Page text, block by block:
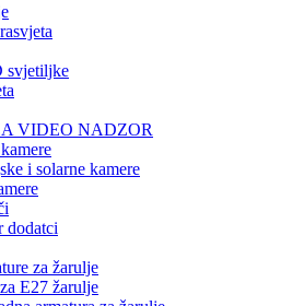
svjetiljke
VIDEO NADZOR
i solarne kamere
dodatci
za žarulje
E27 žarulje